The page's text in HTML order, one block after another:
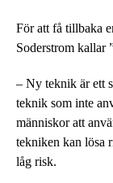
För att få tillbaka
Soderstrom kallar
– Ny teknik är ett
teknik som inte
människor att
tekniken kan lösa
låg risk.